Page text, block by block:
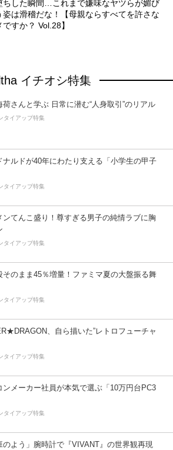
ちした瞬間…これまで嫌味なヤツらが媚び
姿は滑稽だな！【母親ならすべてを許さな
すか？ Vol.28】
イチオシ特集
荷さんと学ぶ 日常に潜む“人身取引”のリアル
タイアップ特集
ナルドが40年にわたり支える「小学生の甲子
タイアップ特集
ンてんこ盛り！尊すぎる男子の純情ラブに胸
タイアップ特集
そのまま45％増量！ファミマ夏の大盤振る舞
タイアップ特集
、自ら描いた”レトロフューチャ
タイアップ特集
ンメーカー社員が本気で選ぶ「10万円台PC3
タイアップ特集
のよう」腕時計で『VIVANT』の世界観再現